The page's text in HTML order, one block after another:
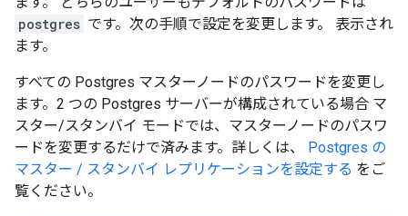
postgres です。次の手順で設定を変更します。 表示され
ます。
すべての Postgres マスターノードのパスワードを変更し
ます。2 つの Postgres サーバーが構成されている場合 マ
スター/スタンバイ モードでは、マスターノードのパスワ
ードを変更するだけで済みます。詳しくは、 Postgres の
マスター / スタンバイ レプリケーションを設定する をご
覧ください。